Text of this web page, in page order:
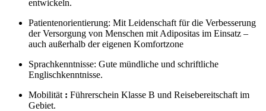
entwickeln.
Patientenorientierung: Mit Leidenschaft für die Verbesserung
der Versorgung von Menschen mit Adipositas im Einsatz –
auch außerhalb der eigenen Komfortzone
Sprachkenntnisse: Gute mündliche und schriftliche
Englischkenntnisse.
Mobilität : Führerschein Klasse B und Reisebereitschaft im
Gebiet.